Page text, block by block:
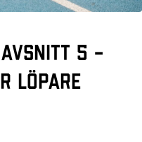
5 –
löpare